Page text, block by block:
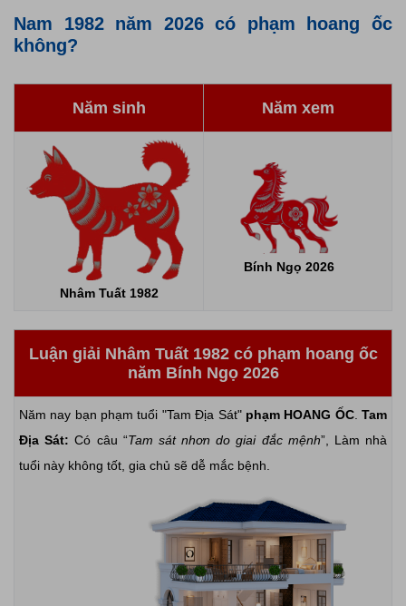
Nam 1982 năm 2026 có phạm hoang ốc
không?
Năm sinh Năm xem
Nhâm Tuất 1982
Bính Ngọ 2026
Luận giải Nhâm Tuất 1982 có phạm hoang ốc
năm Bính Ngọ 2026
Năm nay bạn phạm tuổi "Tam Địa Sát" phạm HOANG ỐC.Tam
Địa Sát: Có câu “Tam sát nhơn do giai đắc mệnh”, Làm nhà
tuổi này không tốt, gia chủ sẽ dễ mắc bệnh.